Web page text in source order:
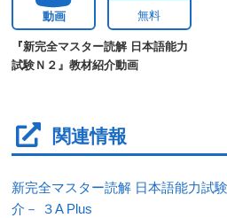
動画 無料
『新完全マスター読解 日本語能力
試験Ｎ２』教材紹介動画
関連情報
新完全マスター読解 日本語能力試
介－ ３A Plus